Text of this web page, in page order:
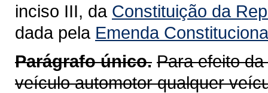
inciso III, da Constituição da
dada pela Emenda
Parágrafo único. Para efeito
veículo automotor qualquer